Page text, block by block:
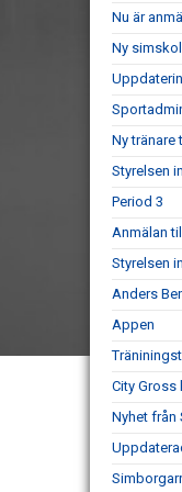
Nu är
Ny
Ny tränare
Styrelsen
Period 3
Anmälan
Styrelsen
Anders
Appen
City Gross
Nyhet från